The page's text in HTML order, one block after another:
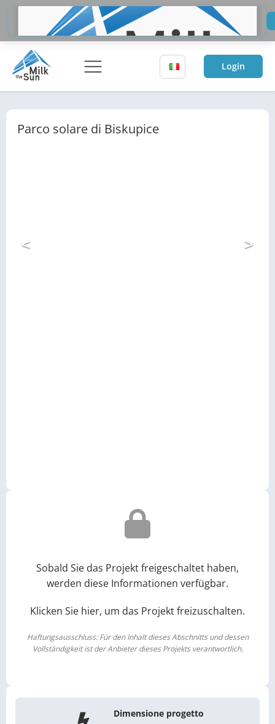
Login
Parco solare di Biskupice
< >
Dimensione progetto
Sobald Sie das Projekt freigeschaltet haben,
werden diese Informationen verfügbar.
Klicken Sie hier, um das Projekt freizuschalten.
Haftungsausschluss: Für den Inhalt dieses Abschnitts und dessen
Vollständigkeit ist der Anbieter dieses Projekts verantwortlich.